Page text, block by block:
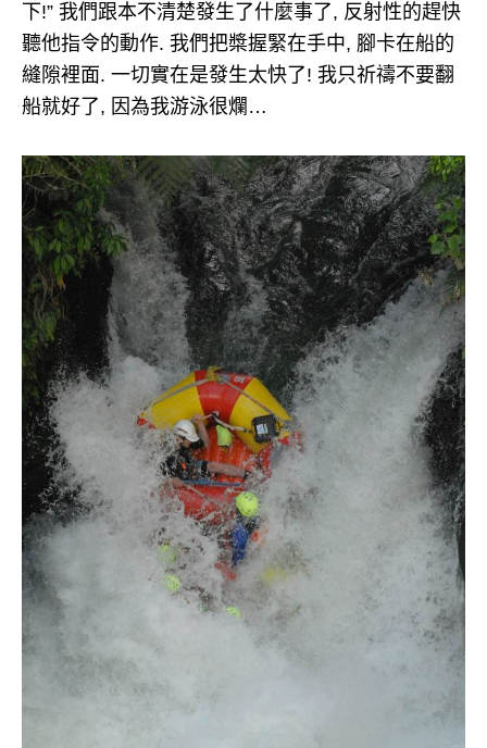
下!” 我們跟本不清楚發生了什麼事了, 反射性的趕快
聽他指令的動作. 我們把槳握緊在手中, 腳卡在船的
縫隙裡面. 一切實在是發生太快了! 我只祈禱不要翻
船就好了, 因為我游泳很爛…